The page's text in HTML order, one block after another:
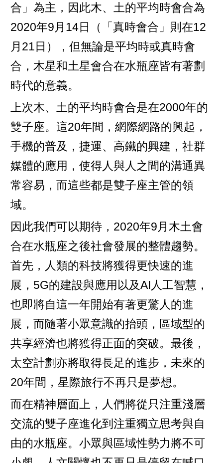
合」為主，因此木、土的平均時會合為
2020年9月14日（「真時會合」則在12
月21日），但無論是平均時或真時會
合，木星和土星會合在水瓶座皆有著劃
時代的意義。
上次木、土的平均時會合是在2000年的
雙子座。這20年間，網際網路的興起，
手機的普及，捷運、高鐵的興建，社群
媒體的應用，使得人與人之間的溝通異
常容易，而這些都是雙子座主管的領
域。
因此我們可以期待，2020年9月木土會
合在水瓶座之後社會發展的整體趨勢。
首先，人類的科技將獲得更快速的進
展，5G的建設與應用以及AI人工智慧，
也即將自這一年開始有著更驚人的進
展，而隨著小眾意識的抬頭，區域型的
共享經濟也將獲得正面的突破。最後，
太空計劃亦將取得長足的進步，未來的
20年間，星際旅行不再只是夢想。
而在精神層面上，人們將從只注重淺層
交流的雙子座進化到注重獨立思考與自
由的水瓶座。小眾與區域性勢力將不可